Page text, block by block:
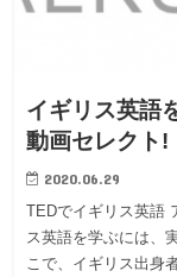
イギリス英語
動画セレクト!
2020.06.29
TEDでイギリス英語
ス英語を学ぶには、
こで、イギリス出身